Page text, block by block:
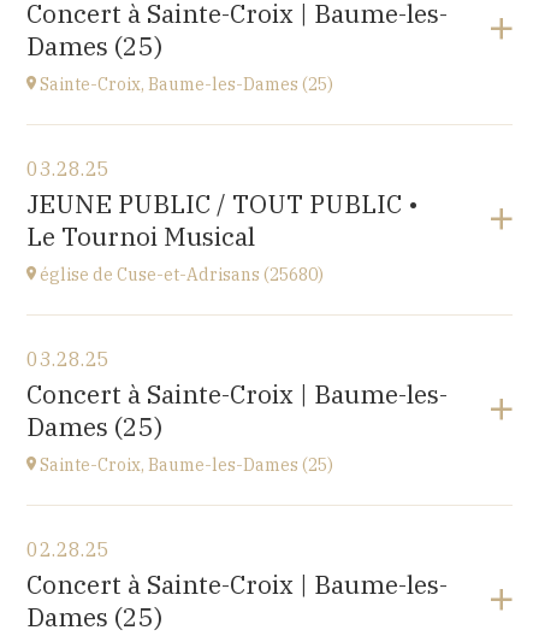
at14H30
Go to site
Concert à Sainte-Croix | Baume-les-
Dames (25)
Sainte-Croix, Baume-les-Dames (25)
EHPAD du Centre hospitalier Sainte-Croix,
1 avenue du Président Kennedy, 25110 BAUME-LES-
DAMES
03.28.25
JEUNE PUBLIC / TOUT PUBLIC •
Le Tournoi Musical
église de Cuse-et-Adrisans (25680)
Cuse-et-Adrisans
(25680)
at18H30
03.28.25
Concert à Sainte-Croix | Baume-les-
Dames (25)
Sainte-Croix, Baume-les-Dames (25)
EHPAD du Centre hospitalier Sainte-Croix,
1 avenue du Président Kennedy, 25110 BAUME-LES-
DAMES
02.28.25
Concert à Sainte-Croix | Baume-les-
Dames (25)